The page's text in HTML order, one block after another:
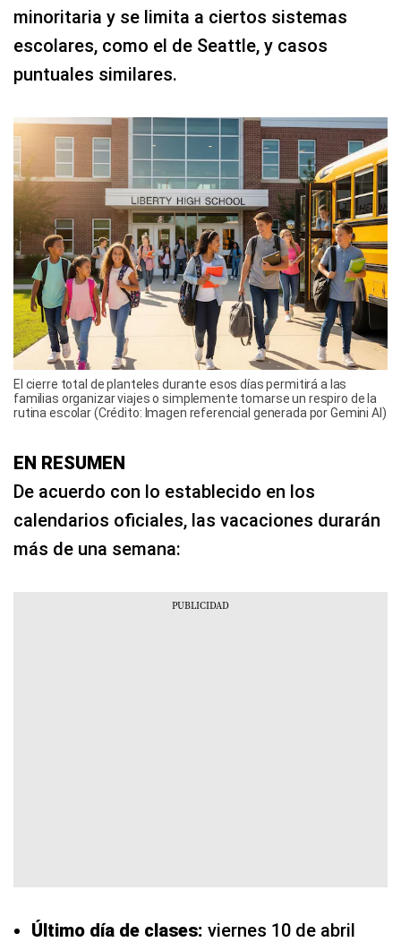
minoritaria y se limita a ciertos sistemas
escolares, como el de Seattle, y casos
puntuales similares.
El cierre total de planteles durante esos días permitirá a las
familias organizar viajes o simplemente tomarse un respiro de la
rutina escolar (Crédito: Imagen referencial generada por Gemini AI)
EN RESUMEN
De acuerdo con lo establecido en los
calendarios oficiales, las vacaciones durarán
más de una semana:
Último día de clases: viernes 10 de abril